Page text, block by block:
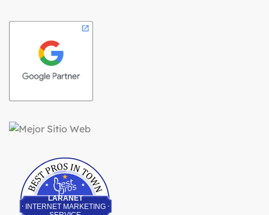
LARANET
INTERNET MARKETING
Best Pros In Town